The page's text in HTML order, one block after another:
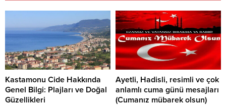
Kastamonu Cide Hakkında
Genel Bilgi: Plajları ve Doğal
Güzellikleri
Ayetli, Hadisli, resimli ve çok
anlamlı cuma günü mesajları
(Cumanız mübarek olsun)